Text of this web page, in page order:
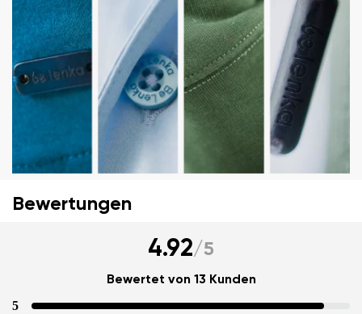
Land ändern
Lieferland auswählen
Ihr Vor- und Nachname
Bewertungen
4.92/5
Bewertet von 13 Kunden
5
Dein Name Variante